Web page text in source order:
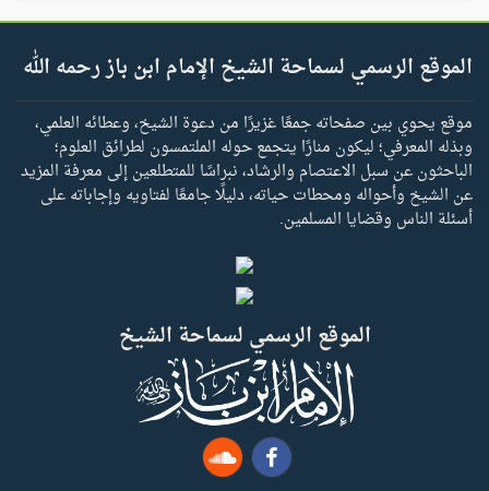
الموقع الرسمي لسماحة الشيخ الإمام ابن باز رحمه الله
موقع يحوي بين صفحاته جمعًا غزيرًا من دعوة الشيخ، وعطائه العلمي،
وبذله المعرفي؛ ليكون منارًا يتجمع حوله الملتمسون لطرائق العلوم؛
الباحثون عن سبل الاعتصام والرشاد، نبراسًا للمتطلعين إلى معرفة المزيد
عن الشيخ وأحواله ومحطات حياته، دليلًا جامعًا لفتاويه وإجاباته على
أسئلة الناس وقضايا المسلمين.
الموقع الرسمي لسماحة الشيخ